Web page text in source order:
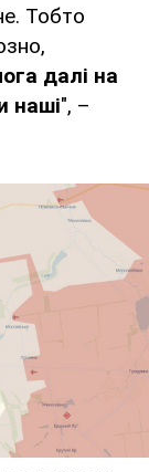
Тобто
далі на
наші", –